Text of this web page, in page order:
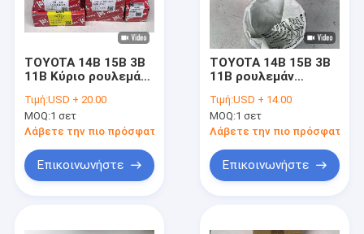
TOYOTA 14B 15B 3B
11B Κύριο ρουλεμάν
11701-56020 11701-
56010
Τιμή:USD + 20.00
MOQ:1 σετ
Λάβετε την πιο πρόσφατη τιμή
Επικοινωνήστε
TOYOTA 14B 15B 3B
11B ρουλεμάν
C048L 11802-56030
Τιμή:USD + 14.00
MOQ:1 σετ
Λάβετε την πιο πρόσφατη
Επικοινωνήστε